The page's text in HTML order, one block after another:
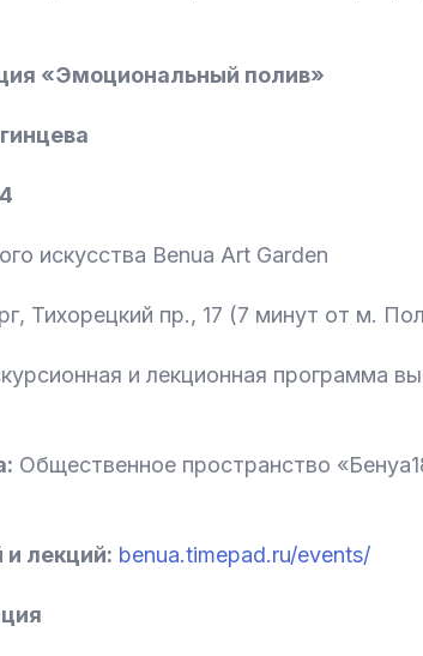
«Эмоциональный полив»
искусства Benua Art Garden
Тихорецкий пр., 17 (7 минут от м.
и лекционная программа
Общественное пространство
и лекций: benua.timepad.ru/events/